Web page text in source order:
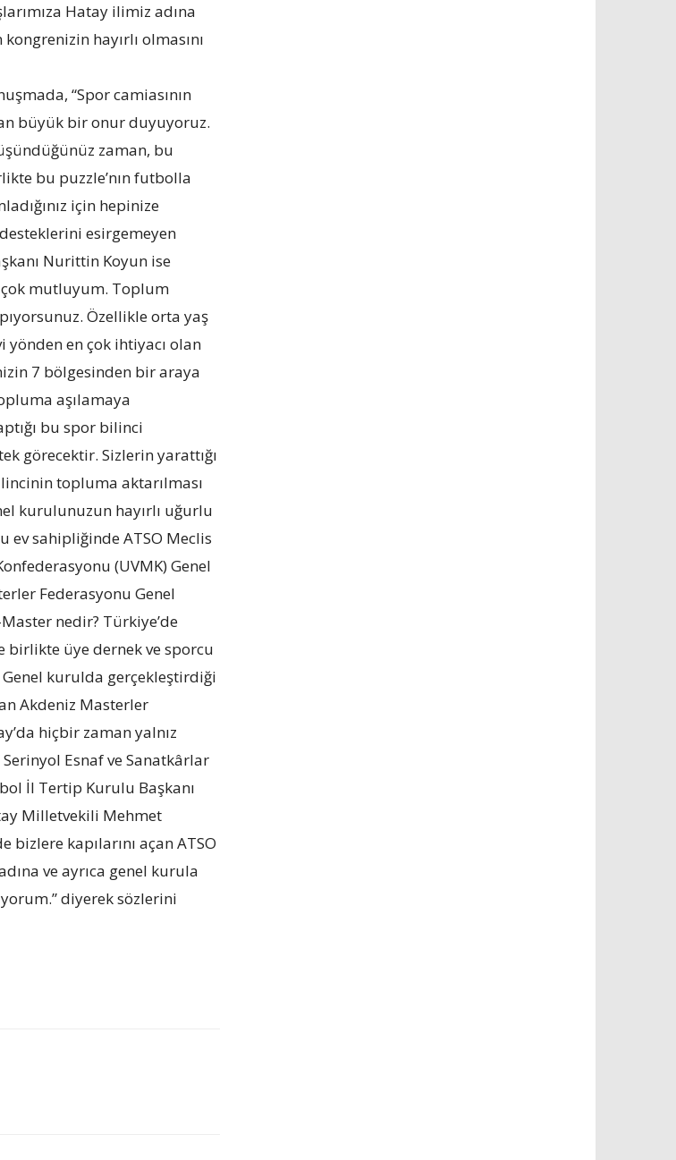
Hatay ilimiz adına
hayırlı olmasını
“Spor camiasının
büyük bir onur duyuyoruz.
zaman, bu
bu puzzle’nın futbolla
için hepinize
esirgemeyen
Nurittin Koyun ise
çok mutluyum. Toplum
Özellikle orta yaş
en çok ihtiyacı olan
7 bölgesinden bir araya
aşılamaya
bu spor bilinci
görecektir. Sizlerin yarattığı
topluma aktarılması
kurulunuzun hayırlı uğurlu
ev sahipliğinde ATSO Meclis
(UVMK) Genel
Federasyonu Genel
nedir? Türkiye’de
birlikte üye dernek ve sporcu
Genel kurulda gerçekleştirdiği
Akdeniz Masterler
hiçbir zaman yalnız
Serinyol Esnaf ve Sanatkârlar
İl Tertip Kurulu Başkanı
Milletvekili Mehmet
kapılarını açan ATSO
ve ayrıca genel kurula
diyerek sözlerini